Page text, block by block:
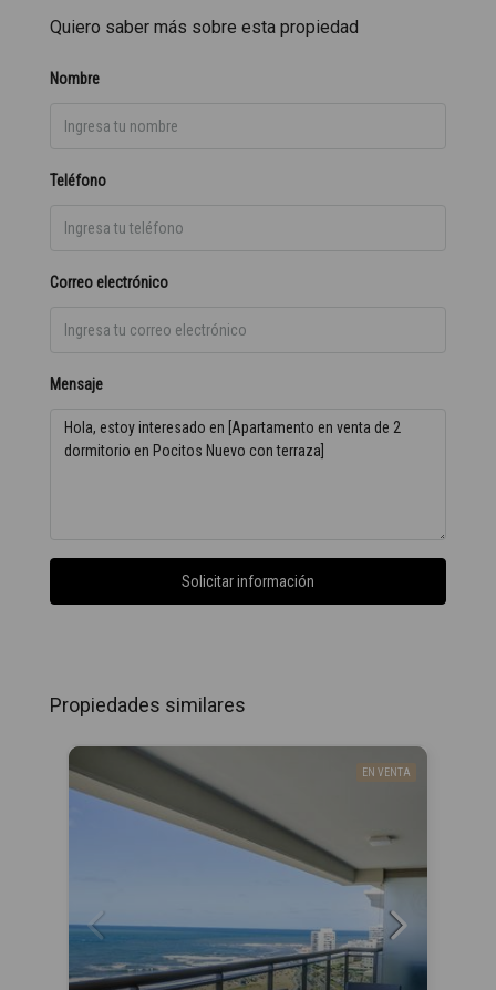
Quiero saber más sobre esta propiedad
Nombre
Teléfono
Correo electrónico
Mensaje
Solicitar información
Propiedades similares
EN VENTA